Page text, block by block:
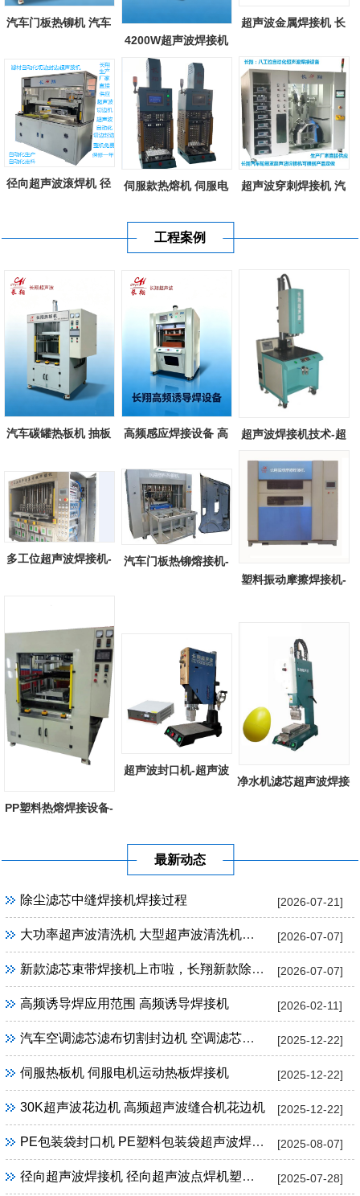
汽车门板热铆机 汽车
4200W超声波焊接机
长翔大功率超...
超声波金属焊接机 长
径向超声波滚焊机 径
伺服款热熔机 伺服电
超声波穿刺焊接机 汽
工程案例
汽车碳罐热板机 抽板
高频感应焊接设备 高
超声波焊接机技术-超
声波塑料焊...
多工位超声波焊接机-
汽车门板热铆熔接机-
塑料振动摩擦焊接机-
PP塑料热熔焊接设备-
超声波封口机-超声波
净水机滤芯超声波焊接
最新动态
[2026-07-21]
除尘滤芯中缝焊接机焊接过程
[2026-07-07]
大功率超声波清洗机 大型超声波清洗机定制
[2026-07-07]
新款滤芯束带焊接机上市啦，长翔新款除尘滤芯束带焊接机
[2026-02-11]
高频诱导焊应用范围 高频诱导焊接机
[2025-12-22]
汽车空调滤芯滤布切割封边机 空调滤芯超声波切割封边机
[2025-12-22]
伺服热板机 伺服电机运动热板焊接机
[2025-12-22]
30K超声波花边机 高频超声波缝合机花边机
[2025-08-07]
PE包装袋封口机 PE塑料包装袋超声波焊接机封口机
[2025-07-28]
径向超声波焊接机 径向超声波点焊机塑料焊接设备